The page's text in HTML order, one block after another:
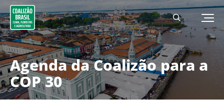
Agenda da Coalizão para a
COP 30